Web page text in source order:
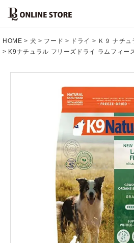
HOME 犬 フード ドライ
Ｋ９ ナチュ
K9ナチュラル フリーズドライ ラムフィー